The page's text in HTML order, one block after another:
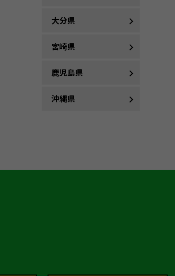
大分県
宮崎県
鹿児島県
沖縄県